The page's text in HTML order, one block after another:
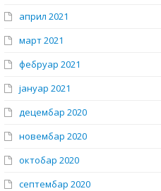
април 2021
март 2021
фебруар 2021
јануар 2021
децембар 2020
новембар 2020
октобар 2020
септембар 2020